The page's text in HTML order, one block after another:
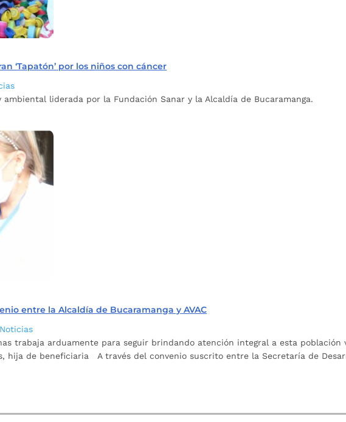
‘Tapatón’ por los niños con cáncer
liderada por la Fundación Sanar y la Alcaldía de Bucaramanga.
entre la Alcaldía de Bucaramanga y AVAC
Noticias
trabaja arduamente para seguir brindando atención integral a esta población
hija de beneficiaria A través del convenio suscrito entre la Secretaría de